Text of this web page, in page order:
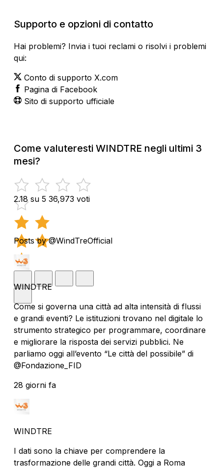
Supporto e opzioni di contatto
Hai problemi? Invia i tuoi reclami o risolvi i problemi
qui:
Conto di supporto X.com
Pagina di Facebook
Sito di supporto ufficiale
Come valuteresti WINDTRE negli ultimi 3
mesi?
2.18 su 5 36,973 voti
Posts by @WindTreOfficial
WINDTRE
Come si governa una città ad alta intensità di flussi
e grandi eventi? Le istituzioni trovano nel digitale lo
strumento strategico per programmare, coordinare
e migliorare la risposta dei servizi pubblici. Ne
parliamo oggi all’evento “Le città del possibile” di
@Fondazione_FID
28 giorni fa
WINDTRE
I dati sono la chiave per comprendere la
trasformazione delle grandi città. Oggi a Roma